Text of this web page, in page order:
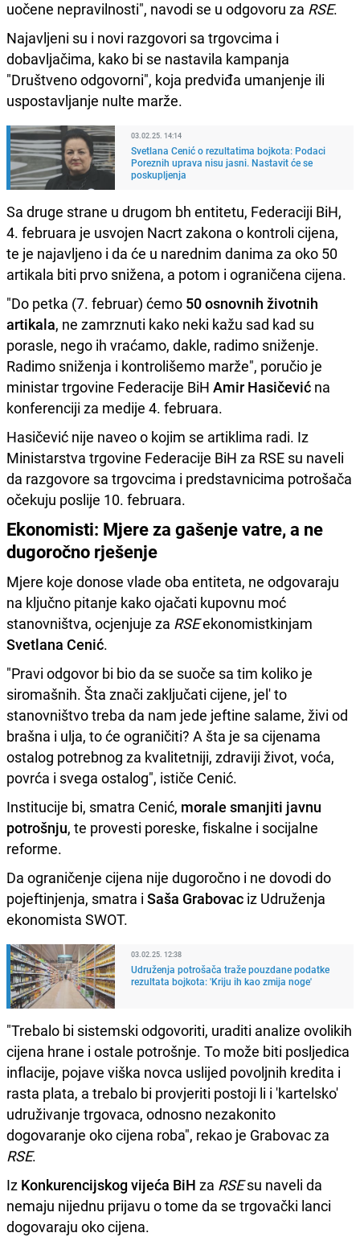
uočene nepravilnosti", navodi se u odgovoru za RSE.
Najavljeni su i novi razgovori sa trgovcima i
dobavljačima, kako bi se nastavila kampanja
"Društveno odgovorni", koja predviđa umanjenje ili
uspostavljanje nulte marže.
03.02.25. 14:14
Svetlana Cenić o rezultatima bojkota: Podaci
Poreznih uprava nisu jasni. Nastavit će se
poskupljenja
Sa druge strane u drugom bh entitetu, Federaciji BiH,
4. februara je usvojen Nacrt zakona o kontroli cijena,
te je najavljeno i da će u narednim danima za oko 50
artikala biti prvo snižena, a potom i ograničena cijena.
"Do petka (7. februar) ćemo 50 osnovnih životnih
artikala, ne zamrznuti kako neki kažu sad kad su
porasle, nego ih vraćamo, dakle, radimo sniženje.
Radimo sniženja i kontrolišemo marže", poručio je
ministar trgovine Federacije BiH Amir Hasičević na
konferenciji za medije 4. februara.
Hasičević nije naveo o kojim se artiklima radi. Iz
Ministarstva trgovine Federacije BiH za RSE su naveli
da razgovore sa trgovcima i predstavnicima potrošača
očekuju poslije 10. februara.
Ekonomisti: Mjere za gašenje vatre, a ne
dugoročno rješenje
Mjere koje donose vlade oba entiteta, ne odgovaraju
na ključno pitanje kako ojačati kupovnu moć
stanovništva, ocjenjuje za RSEekonomistkinjam
Svetlana Cenić.
"Pravi odgovor bi bio da se suoče sa tim koliko je
siromašnih. Šta znači zaključati cijene, jel' to
stanovništvo treba da nam jede jeftine salame, živi od
brašna i ulja, to će ograničiti? A šta je sa cijenama
ostalog potrebnog za kvalitetniji, zdraviji život, voća,
povrća i svega ostalog", ističe Cenić.
Institucije bi, smatra Cenić, morale smanjiti javnu
potrošnju, te provesti poreske, fiskalne i socijalne
reforme.
Da ograničenje cijena nije dugoročno i ne dovodi do
pojeftinjenja, smatra i Saša Grabovac iz Udruženja
ekonomista SWOT.
03.02.25. 12:38
Udruženja potrošača traže pouzdane podatke
rezultata bojkota: 'Kriju ih kao zmija noge'
"Trebalo bi sistemski odgovoriti, uraditi analize ovolikih
cijena hrane i ostale potrošnje. To može biti posljedica
inflacije, pojave viška novca uslijed povoljnih kredita i
rasta plata, a trebalo bi provjeriti postoji li i 'kartelsko'
udruživanje trgovaca, odnosno nezakonito
dogovaranje oko cijena roba", rekao je Grabovac za
RSE.
Iz Konkurencijskog vijeća BiH za RSEsu naveli da
nemaju nijednu prijavu o tome da se trgovački lanci
dogovaraju oko cijena.